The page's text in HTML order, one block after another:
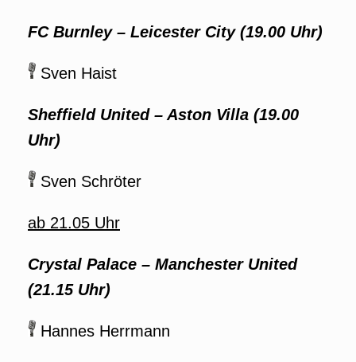
FC Burnley – Leicester City (19.00 Uhr)
Sven Haist
Sheffield United – Aston Villa (19.00
Uhr)
Sven Schröter
ab 21.05 Uhr
Crystal Palace – Manchester United
(21.15 Uhr)
Hannes Herrmann